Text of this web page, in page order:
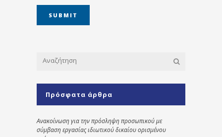
Πρόσφατα άρθρα
Ανακοίνωση για την πρόσληψη προσωπικού με
σύμβαση εργασίας ιδιωτικού δικαίου ορισμένου